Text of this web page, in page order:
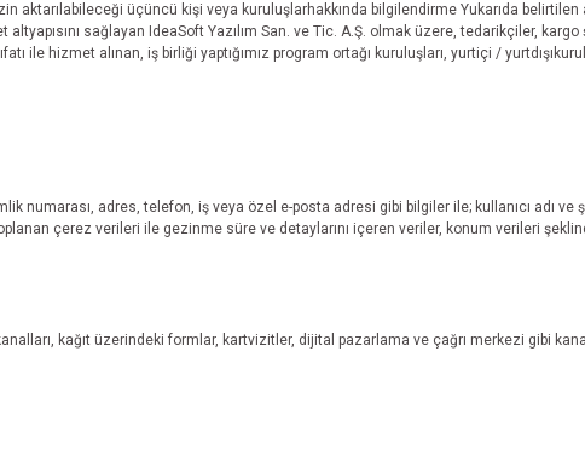
aktarılabileceği üçüncü kişi veya kuruluşlarhakkında bilgilendirme Yukarıda
sağlayan IdeaSoft Yazılım San. ve Tic. A.Ş. olmak üzere, tedarikçiler,
hizmet alınan, iş birliği yaptığımız program ortağı kuruluşları, yurtiçi /
numarası, adres, telefon, iş veya özel e-posta adresi gibi bilgiler ile; kullanıcı adı ve
çerez verileri ile gezinme süre ve detaylarını içeren veriler, konum verileri
kağıt üzerindeki formlar, kartvizitler, dijital pazarlama ve çağrı merkezi gibi